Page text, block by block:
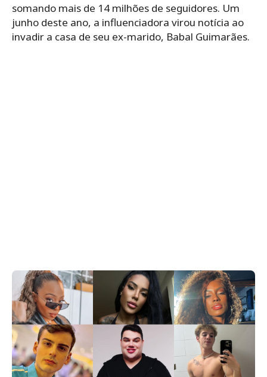
somando mais de 14 milhões de seguidores. Um
junho deste ano, a influenciadora virou notícia ao
invadir a casa de seu ex-marido, Babal Guimarães.